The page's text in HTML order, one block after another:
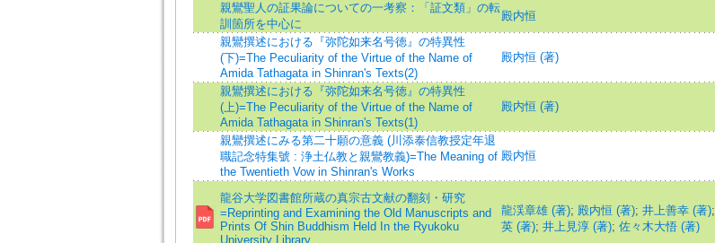
親鸞聖人の証果論についての一考察：「証文類」の転
訓箇所を中心に
殿内恒
親鸞撰述における『弥陀如来名号徳』の特異性
(下)=The Peculiarity of the Virtue of the Name of
Amida Tathagata in Shinran's Texts(2)
殿内恒 (著)
親鸞撰述における『弥陀如来名号徳』の特異性
(上)=The Peculiarity of the Virtue of the Name of
Amida Tathagata in Shinran's Texts(1)
殿内恒 (著)
親鸞撰述にみる第二十願の意義 (川添泰信教授定年退
職記念特集號 : 浄土仏教と親鸞教義)=The Meaning of
the Twentieth Vow in Shinran's Works
殿内恒
龍谷大学図書館所蔵の真宗古文献の翻刻・研究
=Reprinting and Examining the Old Manuscripts and
Prints Of Shin Buddhism Held In the Ryukoku
University Library
龍渓章雄 (著); 殿内恒 (著); 井上善幸 (著);
英 (著); 井上見淳 (著); 佐々木大悟 (著)